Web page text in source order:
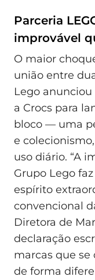
Parceria
improvável
O maior
união entre
Lego
a Crocs para
bloco — uma
e
uso diário. “A
Grupo Lego
espírito
convencional
Diretora de
declaração
marcas que
de forma